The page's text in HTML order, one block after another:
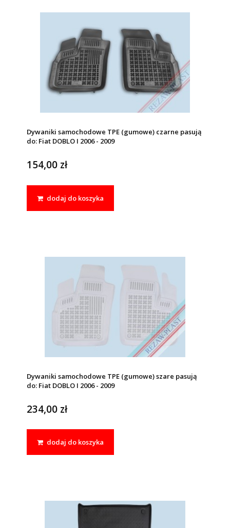
Dywaniki samochodowe TPE (gumowe) czarne pasują
do: Fiat DOBLO I 2006 - 2009
154,00 zł
dodaj do koszyka
Dywaniki samochodowe TPE (gumowe) szare pasują
do: Fiat DOBLO I 2006 - 2009
234,00 zł
dodaj do koszyka